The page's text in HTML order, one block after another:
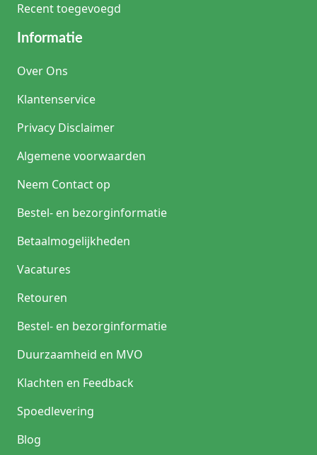
Recent toegevoegd
Informatie
Over Ons
Klantenservice
Privacy Disclaimer
Algemene voorwaarden
Neem Contact op
Bestel- en bezorginformatie
Betaalmogelijkheden
Vacatures
Retouren
Bestel- en bezorginformatie
Duurzaamheid en MVO
Klachten en Feedback
Spoedlevering
Blog